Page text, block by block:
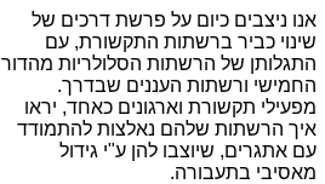
אנו ניצבים כיום על פרשת דרכים של
שינוי כביר ברשתות התקשורת, עם
התגלותן של הרשתות הסלולריות מהדור
החמישי ורשתות העננים שבדרך.
מפעילי תקשורת וארגונים כאחד, יראו
איך הרשתות שלהם נאלצות להתמודד
עם אתגרים, שיוצבו להן ע"י גידול
מאסיבי בתעבורה.